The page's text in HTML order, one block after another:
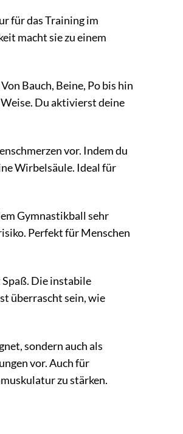
für das Training im
macht sie zu einem
Bauch, Beine, Po bis hin
Du aktivierst deine
vor. Indem du
Wirbelsäule. Ideal für
Gymnastikball sehr
Perfekt für Menschen
Die instabile
überrascht sein, wie
sondern auch als
vor. Auch für
zu stärken.